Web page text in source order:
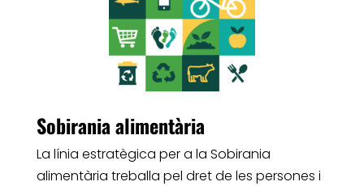
Sobirania alimentària
La línia estratègica per a la Sobirania
alimentària treballa pel dret de les persones i